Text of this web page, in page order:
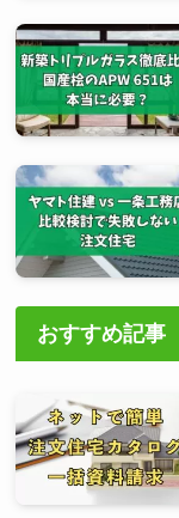
おすすめ記事